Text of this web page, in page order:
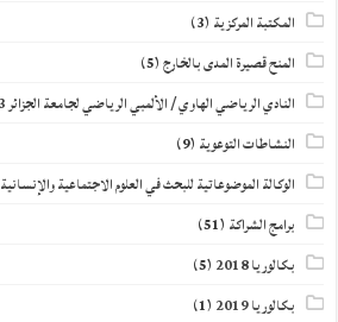
المكتبة المركزية (3)
المنح قصيرة المدى بالخارج(5)
النادي الرياضي الهاوي / الألمبي الرياضي لجامعة الجزائر 3
النشاطات التوعوية (9)
الوكالة الموضوعاتية للبحث في العلوم الاجتماعية والإنسانية
برامج الشراكة (51)
بكالوريا 2018
(5)
بكالوريا 2019
(1)